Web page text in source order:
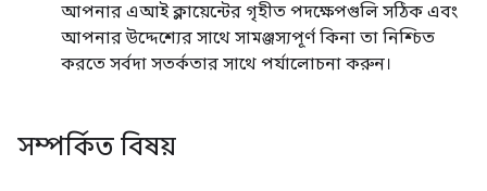
আপনার এআই ক্লায়েন্টের গৃহীত পদক্ষেপগুলি সঠিক এবং
আপনার উদ্দেশ্যের সাথে সামঞ্জস্যপূর্ণ কিনা তা নিশ্চিত
করতে সর্বদা সতর্কতার সাথে পর্যালোচনা করুন।
সম্পর্কিত বিষয়